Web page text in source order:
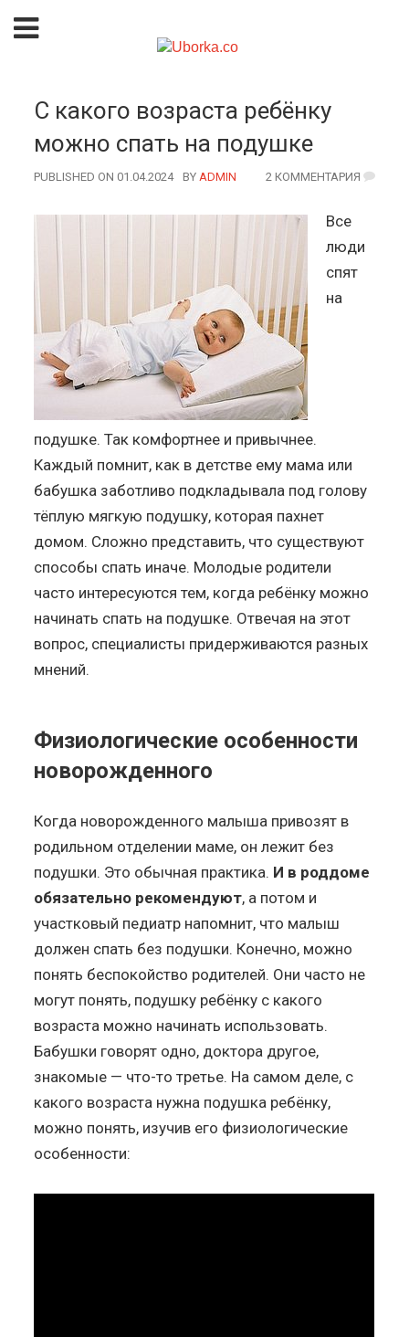
С какого возраста ребёнку
можно спать на подушке
PUBLISHED ON 01.04.2024 BY AUTHOR
ADMIN 2 КОММЕНТАРИЯ
Все
люди
спят
на
подушке. Так комфортнее и привычнее.
Каждый помнит, как в детстве ему мама или
бабушка заботливо подкладывала под голову
тёплую мягкую подушку, которая пахнет
домом. Сложно представить, что существуют
способы спать иначе. Молодые родители
часто интересуются тем, когда ребёнку можно
начинать спать на подушке. Отвечая на этот
вопрос, специалисты придерживаются разных
мнений.
Физиологические особенности
новорожденного
Когда новорожденного малыша привозят в
родильном отделении маме, он лежит без
подушки. Это обычная практика. И в роддоме
обязательно рекомендуют, а потом и
участковый педиатр напомнит, что малыш
должен спать без подушки. Конечно, можно
понять беспокойство родителей. Они часто не
могут понять, подушку ребёнку с какого
возраста можно начинать использовать.
Бабушки говорят одно, доктора другое,
знакомые — что-то третье. На самом деле, с
какого возраста нужна подушка ребёнку,
можно понять, изучив его физиологические
особенности: